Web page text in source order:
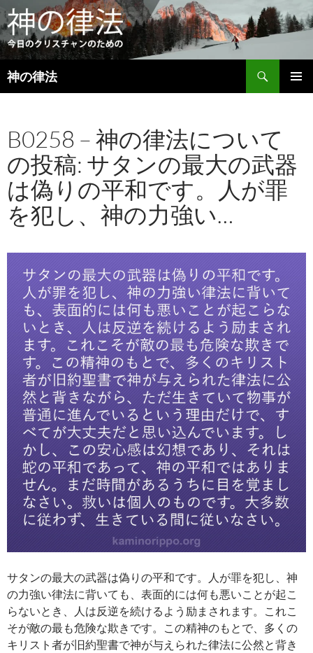
神の律法
検
索
ン
ツ
へ
ス
キ
ッ
プ
B0258 – 神の律法について
の投稿: サタンの最大の武器
は偽りの平和です。人が罪
を犯し、神の力強い…
サタンの最大の武器は偽りの平和です。人が罪を犯し、神
の力強い律法に背いても、表面的には何も悪いことが起こ
らないとき、人は反逆を続けるよう励まされます。これこ
そが敵の最も危険な欺きです。この精神のもとで、多くの
キリスト者が旧約聖書で神が与えられた律法に公然と背き